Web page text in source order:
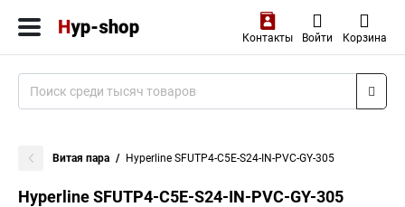
Контакты Войти Корзина
Витая пара Hyperline SFUTP4-C5E-S24-IN-PVC-GY-305
Hyperline SFUTP4-C5E-S24-IN-PVC-GY-305